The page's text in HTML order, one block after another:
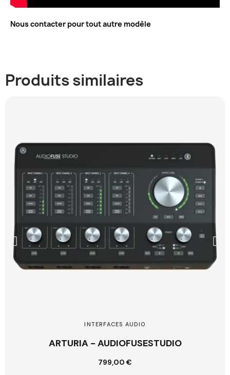
Nous contacter pour tout autre modèle
Produits similaires
INTERFACES AUDIO
ARTURIA - AUDIOFUSESTUDIO
799,00 €
Ajouter au panier